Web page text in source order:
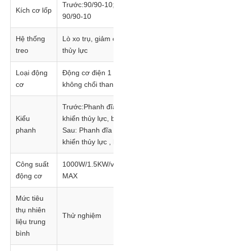
Kích cơ lốp
Trước:90/90-10; sau:
90/90-10
Hệ thống
treo
Lò xo trụ, giảm chấn
thủy lực
Loại động
cơ
Động cơ điện 1 chiều
không chổi than
Kiểu
phanh
Trước:Phanh đĩa, điều
khiển thủy lực, bằng tay.
Sau: Phanh đĩa , điều
khiển thủy lực , bằng tay
Công suất
động cơ
1000W/1.5KW/vòng/phút
MAX
Mức tiêu
thụ nhiên
liệu trung
bình
Thử nghiệm